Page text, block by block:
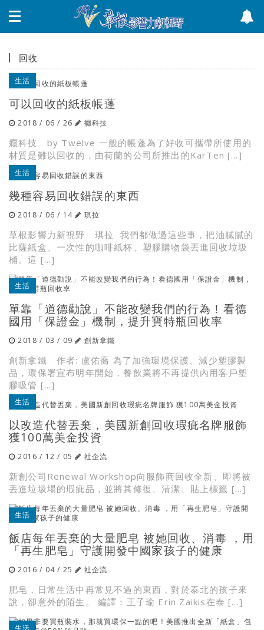
回收
生活
可以回收的紙板帳蓬
2018 / 06 / 26 癮科技
癮科技 by Twelve 一般的帳蓬為了好收可攜帶所使用的
材質是難以回收的，由荷蘭的公司所推出的KarTen […]
生活
幾種容易回收錯誤的東西
2018 / 06 / 14 琪拉
草根影響力新視野 琪拉 我們都做過這些事，把油膩膩的
比薩紙盒、一次性的咖啡紙杯、塑膠購物袋丟進回收垃圾
桶。這 […]
生活
單靠「道德勸說」不能改變我們的行為！看德
國用「保證金」機制，提升寶特瓶回收率
2018 / 03 / 09 創新拿鐵
創新拿鐵 作者: 盧佑喬 為了加強環境保護、減少塑膠製
品，環保署宣布明年開始，餐飲業將不再提供內用客戶塑
膠吸管 […]
生活
以改造代替丟棄，美國新創回收瑕疵名牌服飾
獲100萬美金投資
2016 / 12 / 05 社企流
新創公司Renewal Workshop向服飾商回收全新、即將被
丟進垃圾場的瑕疵品，並將其修復、清潔、貼上標籤 […]
生活
飯店每年丟棄的大量肥皂 被她回收、消毒 ，用
「再生肥皂」守護開發中國家孩子的健康
2016 / 04 / 25 社企流
肥皂，日常生活中再常見不過的東西，對於泰北的孩子來
說，卻意外的陌生。 編譯：王子瑜 Erin Zaikis在泰 […]